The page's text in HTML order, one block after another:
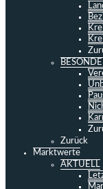
Zurück
Marktwerte
AKTUELL